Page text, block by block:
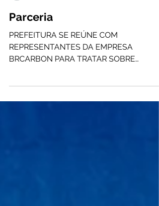
11 de abr. de 2022
Parceria
PREFEITURA SE REÚNE COM
REPRESENTANTES DA EMPRESA
PARCERIAS QUE RESULTEM EM
INVESTIMENTOS NO MUNICÍPIO Por...